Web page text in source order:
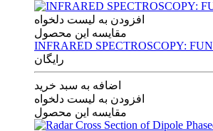
افزودن به لیست دلخواه
مقایسه این محصول
INFRARED SPECTROSCOPY:
رایگان
اضافه به سبد خرید
افزودن به لیست دلخواه
مقایسه این محصول